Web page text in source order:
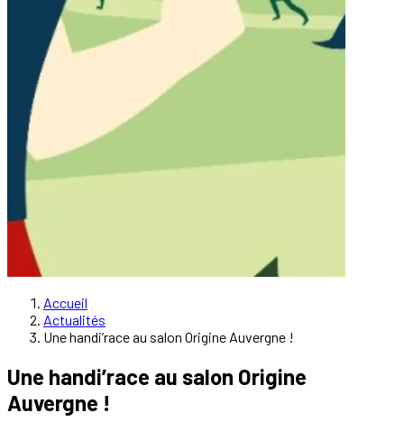
Accueil
Actualités
Une handi’race au salon Origine Auvergne !
Une handi’race au salon Origine
Auvergne !